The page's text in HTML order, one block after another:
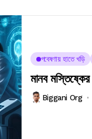
গবেষণায় হাতে খড়ি
মানব
Biggani Org